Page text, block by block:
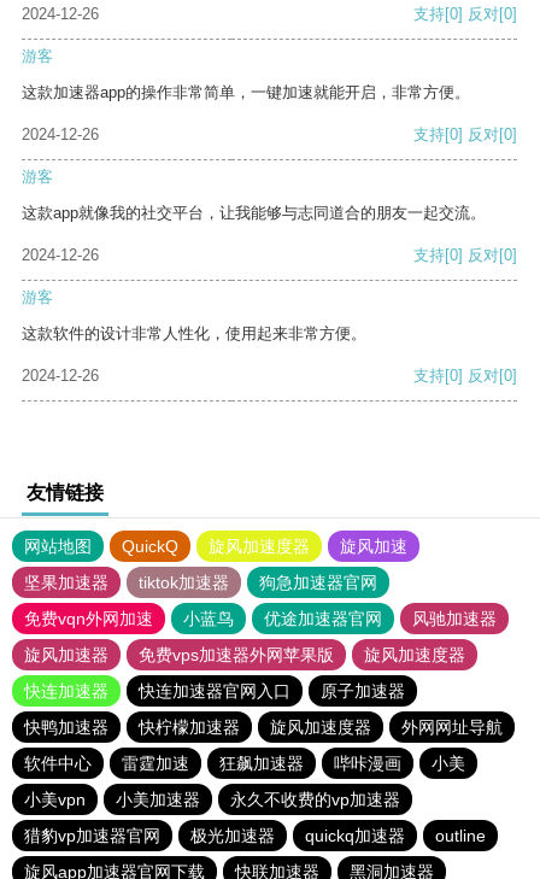
2024-12-26 支持[0] 反对[0]
游客
这款加速器app的操作非常简单，一键加速就能开启，非常方便。
2024-12-26 支持[0] 反对[0]
游客
这款app就像我的社交平台，让我能够与志同道合的朋友一起交流。
2024-12-26 支持[0] 反对[0]
游客
这款软件的设计非常人性化，使用起来非常方便。
2024-12-26 支持[0] 反对[0]
友情链接
网站地图 QuickQ 旋风加速度器
旋风加速
坚果加速器
tiktok加速器
狗急加速器官网
免费vqn外网加速
小蓝鸟 优途加速器官网
风驰加速器
旋风加速器
免费vps加速器外网苹果版
旋风加速度器
快连加速器
快连加速器官网入口
原子加速器
快鸭加速器
快柠檬加速器 旋风加速度器
外网网址导航
软件中心
雷霆加速 狂飙加速器 哔咔漫画
小美
小美vpn
小美加速器
永久不收费的vp加速器
猎豹vp加速器官网
极光加速器 quickq加速器
outline
旋风app加速器官网下载
快联加速器 黑洞加速器